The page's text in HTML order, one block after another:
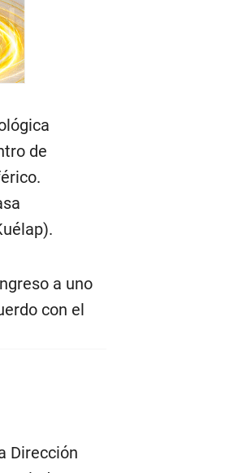
de
a uno
con el
Dirección